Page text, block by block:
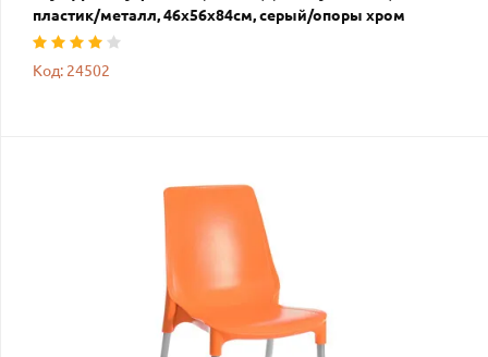
пластик/металл, 46x56x84cм, серый/опоры хром
Код: 24502